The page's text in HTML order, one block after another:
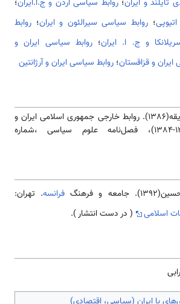
تایلند و ایران؛روابط سیاسی اردن و ج.ا.ایران؛
؛ روابط سیاسی سیرالئون و ایران؛ روابط
و ج. ا. ایران؛روابط سیاسی ایران و
و قزاقستان؛ روابط سیاسی ایران و آرژانتین
حسینی، صدیقه(1386). روابط خارجی جمهوری اسلامی ایران و
فرانسه (1357-1384)، فصل‌نامه علوم سیاسی ،شماره
و فرهنگ فرانسه. تهران:
اسلامی
( در دست انتشار ).